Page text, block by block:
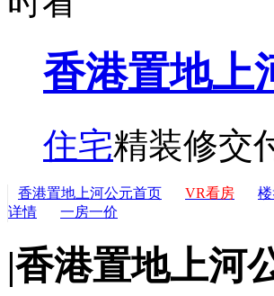
香港置地上
住宅精装修交
香港置地上河公元首页 VR看房
详情
一房一价
|香港置地上河